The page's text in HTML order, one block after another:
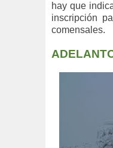
hay que
inscripción
comensales.